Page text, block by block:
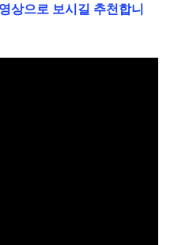
상으로 보시길 추천합니